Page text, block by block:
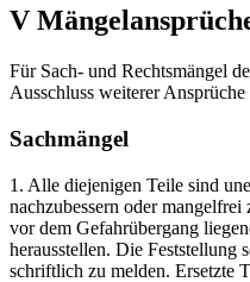
V
Für Sach- und Rechtsmängel
Ausschluss weiterer
Sachmängel
1. Alle diejenigen Teile sind
nachzubessern oder
vor dem Gefahrübergang
herausstellen. Die Feststellung
schriftlich zu melden. Ersetzte